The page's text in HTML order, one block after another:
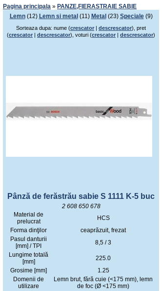
Pagina principala » PANZE,FIERASTRAIE SABIE
Lemn(12) Lemn si metal (11) Metal (23) Speciale(9)
Sorteaza dupa: nume (crescator | descrescator), pret
(crescator | descrescator), voturi (crescator | descrescator)
Pânză de ferăstrău sabie S 1111 K-5 buc
2 608 650 678
Material de
prelucrat
HCS
Forma dinţilor
ceaprăzuit, frezat
Pasul danturii
[mm] / TPI
8,5 / 3
Lungime totală
[mm]
225.0
Grosime [mm]
1.25
Domenii de
utilizare
Lemn brut, fără cuie (<175 mm), lemn
de foc (Ø <175 mm)